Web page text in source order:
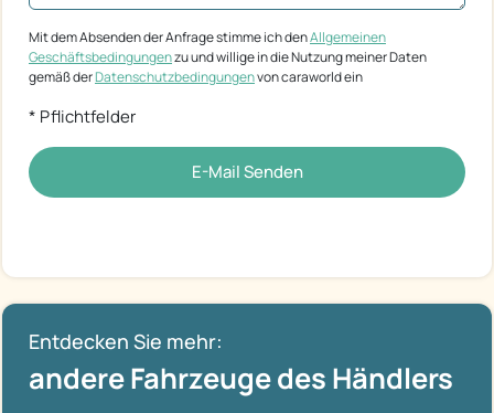
Mit dem Absenden der Anfrage stimme ich denAllgemeinen
Geschäftsbedingungenzu und willige in die Nutzung meiner Daten
gemäß derDatenschutzbedingungenvon caraworld ein
* Pflichtfelder
E-Mail Senden
Entdecken Sie mehr:
andere Fahrzeuge des Händlers